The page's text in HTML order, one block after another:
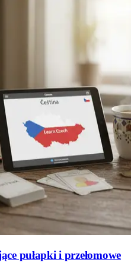
pułapki i przełomowe